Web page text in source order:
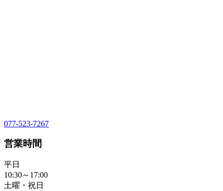
077-523-7267
営業時間
平日
10:30～17:00
土曜・祝日